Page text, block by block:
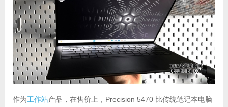
作为工作站产品，在售价上，Precision 5470 比传统笔记本电脑